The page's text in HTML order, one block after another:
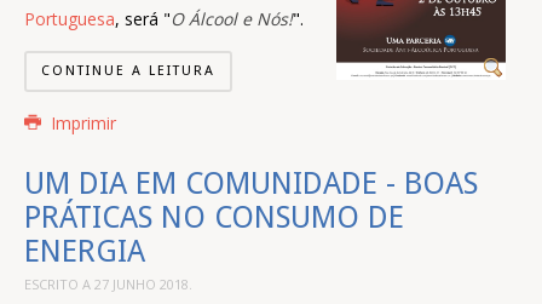
Portuguesa, será "O Álcool e Nós!".
CONTINUE A LEITURA
Imprimir
UM DIA EM COMUNIDADE - BOAS
PRÁTICAS NO CONSUMO DE
ENERGIA
ESCRITO A 27 JUNHO 2018.